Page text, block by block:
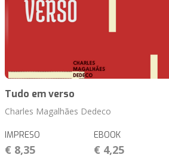
Tudo em verso
Charles Magalhães Dedeco
IMPRESO
€ 8,35
EBOOK
€ 4,25